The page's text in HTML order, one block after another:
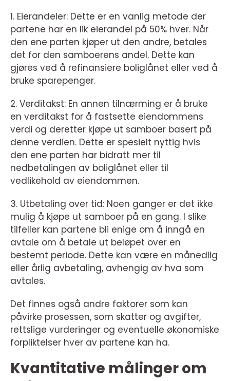
1. Eierandeler: Dette er en vanlig metode der
partene har en lik eierandel på 50% hver. Når
den ene parten kjøper ut den andre, betales
det for den samboerens andel. Dette kan
gjøres ved å refinansiere boliglånet eller ved å
bruke sparepenger.
2. Verditakst: En annen tilnærming er å bruke
en verditakst for å fastsette eiendommens
verdi og deretter kjøpe ut samboer basert på
denne verdien. Dette er spesielt nyttig hvis
den ene parten har bidratt mer til
nedbetalingen av boliglånet eller til
vedlikehold av eiendommen.
3. Utbetaling over tid: Noen ganger er det ikke
mulig å kjøpe ut samboer på en gang. I slike
tilfeller kan partene bli enige om å inngå en
avtale om å betale ut beløpet over en
bestemt periode. Dette kan være en månedlig
eller årlig avbetaling, avhengig av hva som
avtales.
Det finnes også andre faktorer som kan
påvirke prosessen, som skatter og avgifter,
rettslige vurderinger og eventuelle økonomiske
forpliktelser hver av partene kan ha.
Kvantitative målinger om